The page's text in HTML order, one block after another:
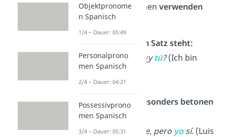
du die Subjektpronomen verwenden
solltest:
im Satz steht:
➡️Estoy cansado, ¿ytú?(Ich bin
müde, und du?)
Wenn du etwas besonders betonen
willst:
➡️Luis no va al cine, pero yosí.(Luis
Objektpronome
n Spanisch
1/4 – Dauer: 05:49
Personalprono
men Spanisch
2/4 – Dauer: 04:21
Possessivprono
men Spanisch
3/4 – Dauer: 05:31